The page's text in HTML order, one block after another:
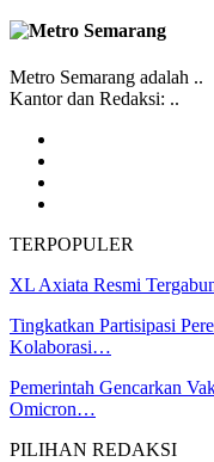
Metro Semarang adalah ..
Kantor dan Redaksi: ..
TERPOPULER
XL Axiata Resmi
Tingkatkan Partisipasi
Kolaborasi…
Pemerintah Gencarkan
Omicron…
PILIHAN REDAKSI